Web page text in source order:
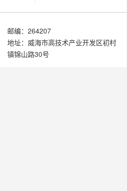
邮编：264207
地址：威海市高技术产业开发区初村
镇锦山路30号